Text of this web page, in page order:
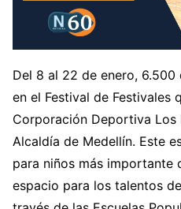
Del 8 al 22 de enero,
en el Festival de Festivales
Corporación Deportiva
Alcaldía de Medellín. Este
para niños más importante
espacio para los talentos